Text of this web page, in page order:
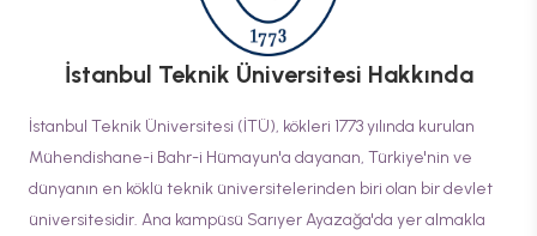
İstanbul Teknik Üniversitesi Hakkında
İstanbul Teknik Üniversitesi (İTÜ), kökleri 1773 yılında kurulan
Mühendishane-i Bahr-i Hümayun'a dayanan, Türkiye'nin ve
dünyanın en köklü teknik üniversitelerinden biri olan bir devlet
üniversitesidir. Ana kampüsü Sarıyer Ayazağa'da yer almakla